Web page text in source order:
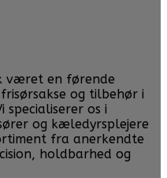
været en førende
og tilbehør i
specialiserer os i
og kæledyrsplejere
fra anerkendte
holdbarhed og